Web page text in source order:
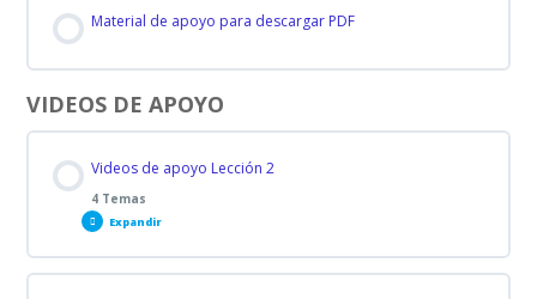
Lección 10 PARTE C
Material de apoyo para descargar PDF
VIDEOS DE APOYO
Videos de apoyo Lección 2
4 Temas
Expandir